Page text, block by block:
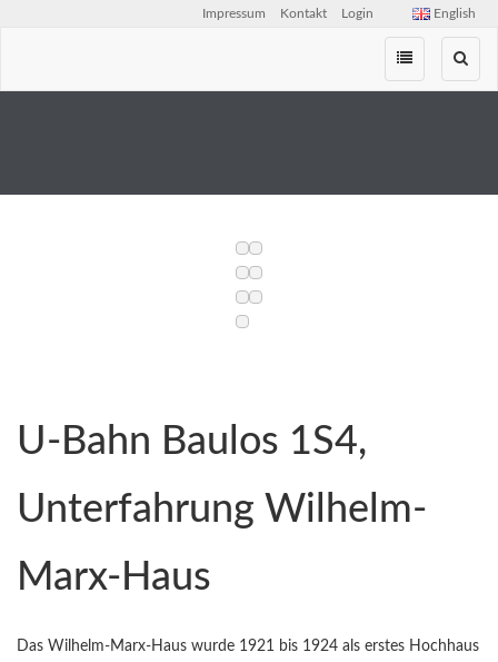
Zum
English
Impressum Kontakt Login
U-Bahn Baulos 1S4,
Unterfahrung Wilhelm-
Marx-Haus
Das Wilhelm-Marx-Haus wurde 1921 bis 1924 als erstes Hochhaus